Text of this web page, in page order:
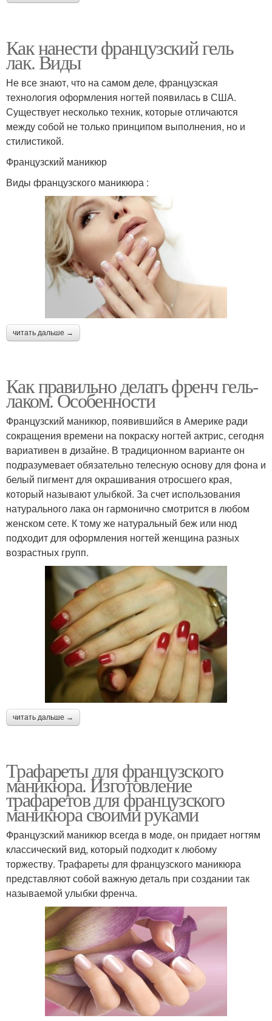
Как нанести французский гель
лак. Виды
Не все знают, что на самом деле, французская
технология оформления ногтей появилась в США.
Существует несколько техник, которые отличаются
между собой не только принципом выполнения, но и
стилистикой.
Французский маникюр
Виды французского маникюра :
читать дальше →
Как правильно делать френч гель-
лаком. Особенности
Французский маникюр, появившийся в Америке ради
сокращения времени на покраску ногтей актрис, сегодня
вариативен в дизайне. В традиционном варианте он
подразумевает обязательно телесную основу для фона и
белый пигмент для окрашивания отросшего края,
который называют улыбкой. За счет использования
натурального лака он гармонично смотрится в любом
женском сете. К тому же натуральный беж или нюд
подходит для оформления ногтей женщина разных
возрастных групп.
читать дальше →
Трафареты для французского
маникюра. Изготовление
трафаретов для французского
маникюра своими руками
Французский маникюр всегда в моде, он придает ногтям
классический вид, который подходит к любому
торжеству. Трафареты для французского маникюра
представляют собой важную деталь при создании так
называемой улыбки френча.